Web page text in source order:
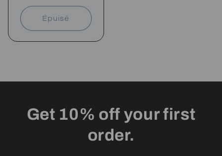
habituelsoldé
Épuisé
Get 10% off your first
order.